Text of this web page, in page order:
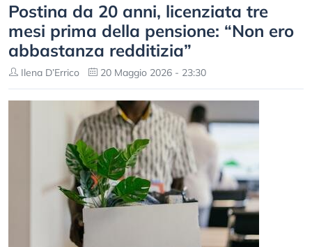
Postina da 20 anni, licenziata tre
mesi prima della pensione: “Non ero
abbastanza redditizia”
Ilena D’Errico 20 Maggio 2026 - 23:30